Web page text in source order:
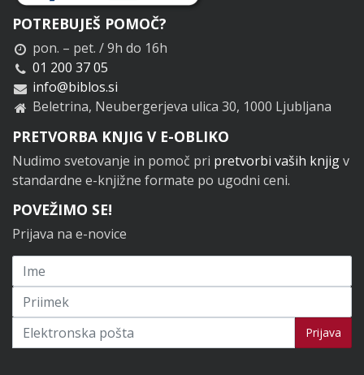
POTREBUJEŠ POMOČ?
pon. – pet. / 9h do 16h
01 200 37 05
info@biblos.si
Beletrina, Neubergerjeva ulica 30, 1000 Ljubljana
PRETVORBA KNJIG V E-OBLIKO
Nudimo svetovanje in pomoč pri pretvorbi vaših knjigv
standardne e-knjižne formate po ugodni ceni.
POVEŽIMO SE!
Prijava na e-novice
Prijavi se na novice Prijava